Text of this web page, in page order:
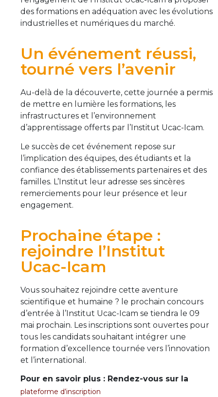
des formations en adéquation avec les évolutions
industrielles et numériques du marché.
Un événement réussi,
tourné vers l’avenir
Au-delà de la découverte, cette journée a permis
de mettre en lumière les formations, les
infrastructures et l’environnement
d’apprentissage offerts par l’Institut Ucac-Icam.
Le succès de cet événement repose sur
l’implication des équipes, des étudiants et la
confiance des établissements partenaires et des
familles. L’Institut leur adresse ses sincères
remerciements pour leur présence et leur
engagement.
Prochaine étape :
rejoindre l’Institut
Ucac-Icam
Vous souhaitez rejoindre cette aventure
scientifique et humaine ? le prochain concours
d’entrée à l’Institut Ucac-Icam se tiendra le 09
mai prochain. Les inscriptions sont ouvertes pour
tous les candidats souhaitant intégrer une
formation d’excellence tournée vers l’innovation
et l’international.
Pour en savoir plus : Rendez-vous sur la
plateforme d’inscription